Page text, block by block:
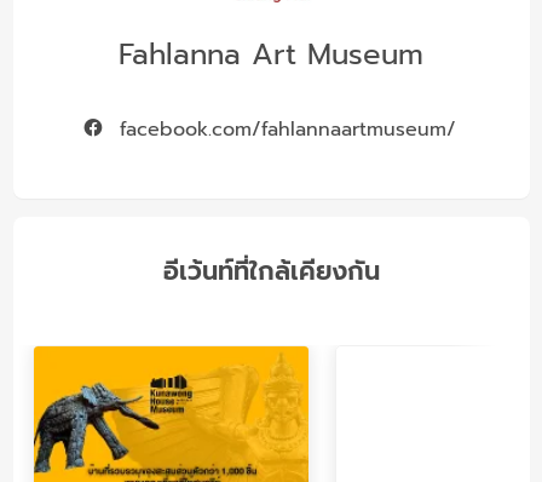
Fahlanna Art Museum
facebook.com/fahlannaartmuseum/
อีเว้นท์ที่ใกล้เคียงกัน